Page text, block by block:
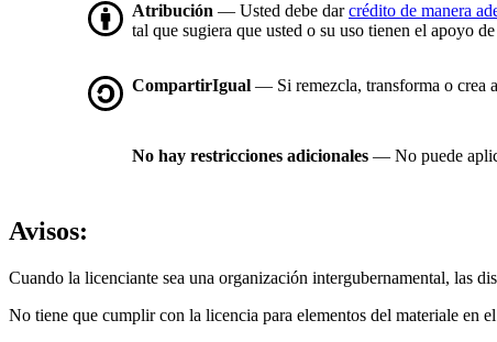
Atribución — Usted debe darcrédito de manera
tal que sugiera que usted o su uso tienen el apoyo
CompartirIgual — Si remezcla, transforma o crea
No hay restricciones adicionales — No puede
Avisos:
Cuando la licenciante sea una organización intergubernamental, las
No tiene que cumplir con la licencia para elementos del materiale en